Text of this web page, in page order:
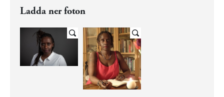
Ladda ner foton